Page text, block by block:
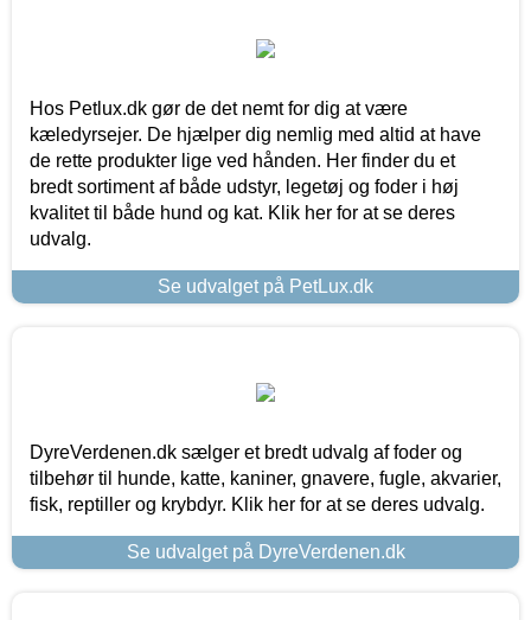
Hos Petlux.dk gør de det nemt for dig at være
kæledyrsejer. De hjælper dig nemlig med altid at have
de rette produkter lige ved hånden. Her finder du et
bredt sortiment af både udstyr, legetøj og foder i høj
kvalitet til både hund og kat. Klik her for at se deres
udvalg.
Se udvalget på PetLux.dk
DyreVerdenen.dk sælger et bredt udvalg af foder og
tilbehør til hunde, katte, kaniner, gnavere, fugle, akvarier,
fisk, reptiller og krybdyr. Klik her for at se deres udvalg.
Se udvalget på DyreVerdenen.dk